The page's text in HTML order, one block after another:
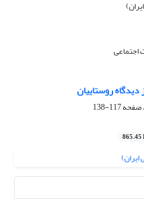
روستاییان
117-138
865.45